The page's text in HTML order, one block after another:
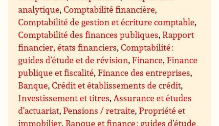
analytique,Comptabilité financière,
Comptabilité de gestion et écriture comptable,
Comptabilité des finances publiques,Rapport
financier, états financiers,Comptabilité :
guides d’étude et de révision,Finance,Finance
publique et fiscalité,Finance des entreprises,
Banque,Crédit et établissements de crédit,
Investissement et titres,Assurance et études
d’actuariat,Pensions / retraite,Propriété et
immobilier, Banque et finance : guides d’étude